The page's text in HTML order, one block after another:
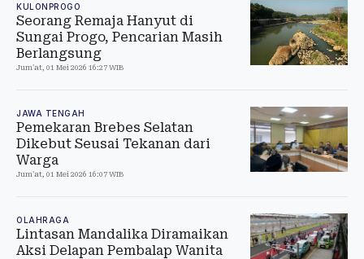
KULONPROGO
Seorang Remaja Hanyut di
Sungai Progo, Pencarian Masih
Berlangsung
Jum'at, 01 Mei 2026 16:27 WIB
JAWA TENGAH
Pemekaran Brebes Selatan
Dikebut Seusai Tekanan dari
Warga
Jum'at, 01 Mei 2026 16:07 WIB
OLAHRAGA
Lintasan Mandalika Diramaikan
Aksi Delapan Pembalap Wanita